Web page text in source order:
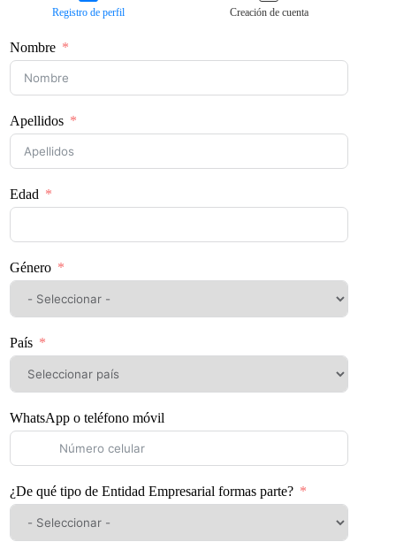
Registro de perfil Creación de cuenta
Nombre
Apellidos
Edad
Género
País
WhatsApp o teléfono móvil
¿De qué tipo de Entidad Empresarial formas parte?